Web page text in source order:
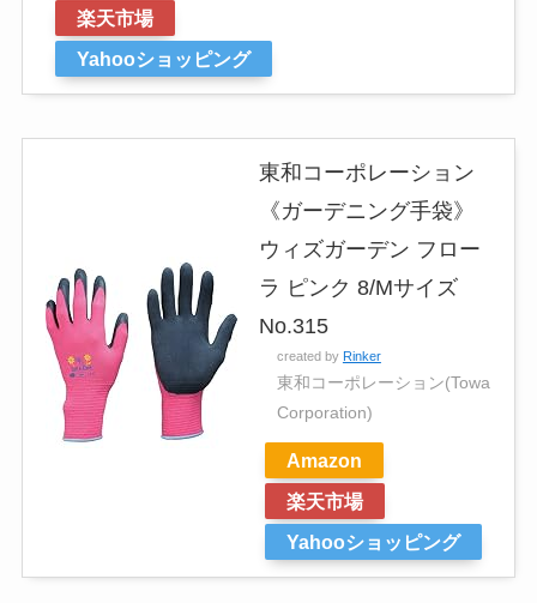
楽天市場
Yahooショッピング
東和コーポレーション
《ガーデニング手袋》
ウィズガーデン フロー
ラ ピンク 8/Mサイズ
No.315
created by Rinker
東和コーポレーション(Towa
Corporation)
Amazon
楽天市場
Yahooショッピング